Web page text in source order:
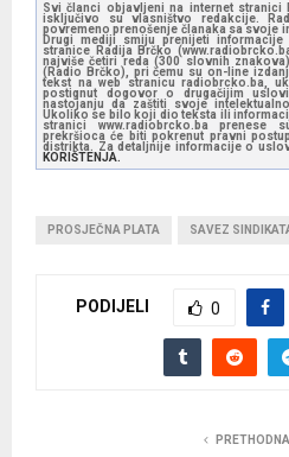
Svi članci objavljeni na internet stranici
isključivo su vlasništvo redakcije.
povremeno prenošenje članaka sa svoje
Drugi mediji smiju prenijeti
stranice Radija Brčko
najviše četiri reda (300 slovnih
(Radio Brčko), pri čemu su on-line
tekst na web stranicu radiobrcko.ba,
postignut dogovor o drugačijim
nastojanju da zaštiti svoje
Ukoliko se bilo koji dio teksta ili
stranici www.radiobrcko.ba prenese
prekršioca će biti pokrenut pravni
distrikta. Za detaljnije informacije o
KORIŠTENJA.
PROSJEČNA PLATA SAVEZ
PODIJELI 0